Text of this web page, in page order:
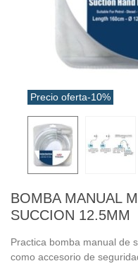
Precio oferta-10%
BOMBA MANUAL
SUCCION 12.5MM
Practica bomba manual de
como accesorio de